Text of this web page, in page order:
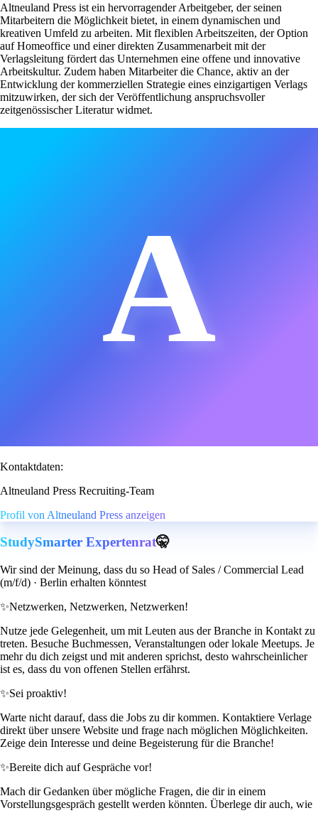
Altneuland Press ist ein hervorragender Arbeitgeber, der seinen
Mitarbeitern die Möglichkeit bietet, in einem dynamischen und
kreativen Umfeld zu arbeiten. Mit flexiblen Arbeitszeiten, der Option
auf Homeoffice und einer direkten Zusammenarbeit mit der
Verlagsleitung fördert das Unternehmen eine offene und innovative
Arbeitskultur. Zudem haben Mitarbeiter die Chance, aktiv an der
Entwicklung der kommerziellen Strategie eines einzigartigen Verlags
mitzuwirken, der sich der Veröffentlichung anspruchsvoller
zeitgenössischer Literatur widmet.
A
Kontaktdaten:
Altneuland Press Recruiting-Team
Profil von Altneuland Press anzeigen
StudySmarter Expertenrat🤫
Wir sind der Meinung, dass du so Head of Sales / Commercial Lead
(m/f/d) · Berlin erhalten könntest
✨Netzwerken, Netzwerken, Netzwerken!
Nutze jede Gelegenheit, um mit Leuten aus der Branche in Kontakt zu
treten. Besuche Buchmessen, Veranstaltungen oder lokale Meetups. Je
mehr du dich zeigst und mit anderen sprichst, desto wahrscheinlicher
ist es, dass du von offenen Stellen erfährst.
✨Sei proaktiv!
Warte nicht darauf, dass die Jobs zu dir kommen. Kontaktiere Verlage
direkt über unsere Website und frage nach möglichen Möglichkeiten.
Zeige dein Interesse und deine Begeisterung für die Branche!
✨Bereite dich auf Gespräche vor!
Mach dir Gedanken über mögliche Fragen, die dir in einem
Vorstellungsgespräch gestellt werden könnten. Überlege dir auch, wie